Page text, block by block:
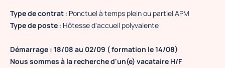
Type de contrat : Ponctuel à temps plein ou partiel APM
Type de poste : Hôtesse d'accueil polyvalente
Démarrage : 18/08 au 02/09 ( formation le 14/08)
Nous sommes à la recherche d'un(e) vacataire H/F